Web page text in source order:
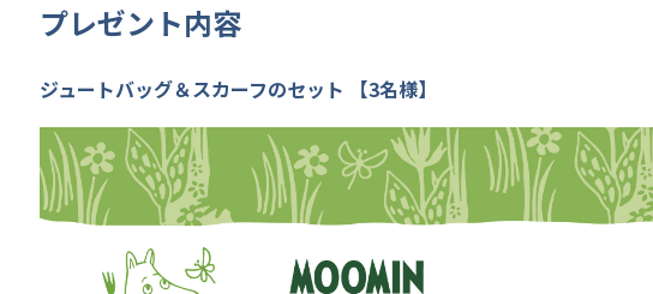
プレゼント内容
ジュートバッグ＆スカーフのセット 【3名様】